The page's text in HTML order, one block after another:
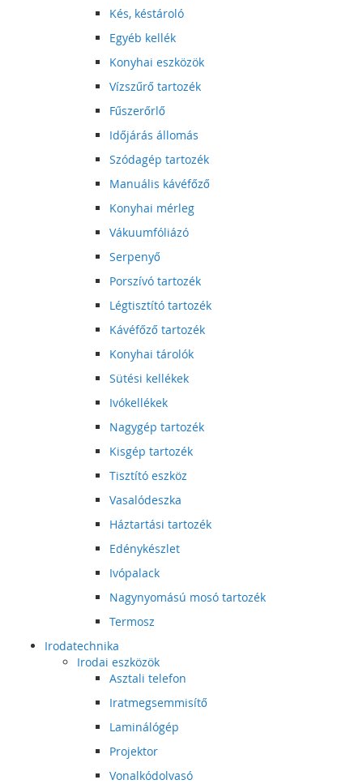
Kés, késtároló
Egyéb kellék
Konyhai eszközök
Vízszűrő tartozék
Fűszerőrlő
Időjárás állomás
Szódagép tartozék
Manuális kávéfőző
Konyhai mérleg
Vákuumfóliázó
Serpenyő
Porszívó tartozék
Légtisztító tartozék
Kávéfőző tartozék
Konyhai tárolók
Sütési kellékek
Ivókellékek
Nagygép tartozék
Kisgép tartozék
Tisztító eszköz
Vasalódeszka
Háztartási tartozék
Edénykészlet
Ivópalack
Nagynyomású mosó tartozék
Termosz
Irodatechnika
Irodai eszközök
Asztali telefon
Iratmegsemmisítő
Laminálógép
Projektor
Vonalkódolvasó